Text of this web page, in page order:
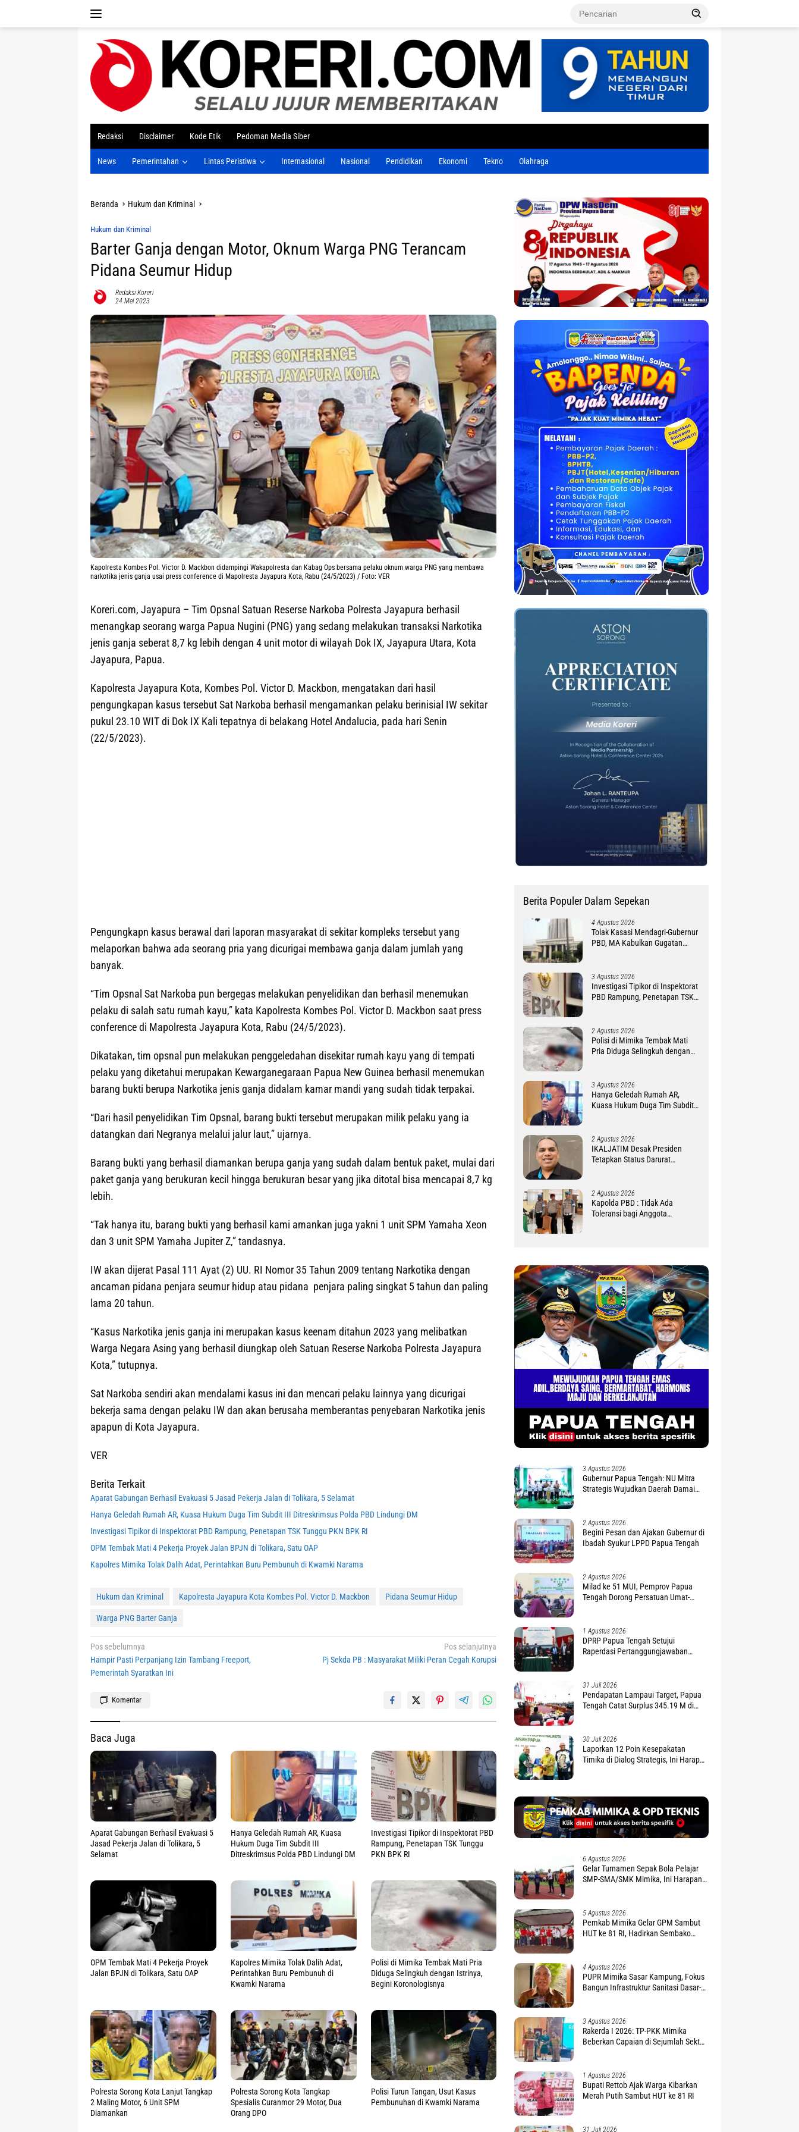
Redaksi Disclaimer Kode Etik Pedoman Media Siber
News Pemerintahan Lintas Peristiwa Internasional Nasional Pendidikan Ekonomi Tekno Olahraga
Beranda Hukum dan Kriminal
Hukum dan Kriminal
Barter Ganja dengan Motor, Oknum Warga PNG Terancam
Pidana Seumur Hidup
Redaksi Koreri
24 Mei 2023
Kapolresta Kombes Pol. Victor D. Mackbon didampingi Wakapolresta dan Kabag Ops bersama pelaku oknum warga PNG yang membawa
narkotika jenis ganja usai press conference di Mapolresta Jayapura Kota, Rabu (24/5/2023) / Foto: VER
Koreri.com, Jayapura – Tim Opsnal Satuan Reserse Narkoba Polresta Jayapura berhasil
menangkap seorang warga Papua Nugini (PNG) yang sedang melakukan transaksi Narkotika
jenis ganja seberat 8,7 kg lebih dengan 4 unit motor di wilayah Dok IX, Jayapura Utara, Kota
Jayapura, Papua.
Kapolresta Jayapura Kota, Kombes Pol. Victor D. Mackbon, mengatakan dari hasil
pengungkapan kasus tersebut Sat Narkoba berhasil mengamankan pelaku berinisial IW sekitar
pukul 23.10 WIT di Dok IX Kali tepatnya di belakang Hotel Andalucia, pada hari Senin
(22/5/2023).
Pengungkapn kasus berawal dari laporan masyarakat di sekitar kompleks tersebut yang
melaporkan bahwa ada seorang pria yang dicurigai membawa ganja dalam jumlah yang
banyak.
“Tim Opsnal Sat Narkoba pun bergegas melakukan penyelidikan dan berhasil menemukan
pelaku di salah satu rumah kayu,” kata Kapolresta Kombes Pol. Victor D. Mackbon saat press
conference di Mapolresta Jayapura Kota, Rabu (24/5/2023).
Dikatakan, tim opsnal pun melakukan penggeledahan disekitar rumah kayu yang di tempati
pelaku yang diketahui merupakan Kewarganegaraan Papua New Guinea berhasil menemukan
barang bukti berupa Narkotika jenis ganja didalam kamar mandi yang sudah tidak terpakai.
“Dari hasil penyelidikan Tim Opsnal, barang bukti tersebut merupakan milik pelaku yang ia
datangkan dari Negranya melalui jalur laut,” ujarnya.
Barang bukti yang berhasil diamankan berupa ganja yang sudah dalam bentuk paket, mulai dari
paket ganja yang berukuran kecil hingga berukuran besar yang jika ditotal bisa mencapai 8,7 kg
lebih.
“Tak hanya itu, barang bukti yang berhasil kami amankan juga yakni 1 unit SPM Yamaha Xeon
dan 3 unit SPM Yamaha Jupiter Z,” tandasnya.
IW akan dijerat Pasal 111 Ayat (2) UU. RI Nomor 35 Tahun 2009 tentang Narkotika dengan
ancaman pidana penjara seumur hidup atau pidana penjara paling singkat 5 tahun dan paling
lama 20 tahun.
“Kasus Narkotika jenis ganja ini merupakan kasus keenam ditahun 2023 yang melibatkan
Warga Negara Asing yang berhasil diungkap oleh Satuan Reserse Narkoba Polresta Jayapura
Kota,” tutupnya.
Sat Narkoba sendiri akan mendalami kasus ini dan mencari pelaku lainnya yang dicurigai
bekerja sama dengan pelaku IW dan akan berusaha memberantas penyebaran Narkotika jenis
apapun di Kota Jayapura.
VER
Berita Terkait
Aparat Gabungan Berhasil Evakuasi 5 Jasad Pekerja Jalan di Tolikara, 5 Selamat
Hanya Geledah Rumah AR, Kuasa Hukum Duga Tim Subdit III Ditreskrimsus Polda PBD Lindungi DM
Investigasi Tipikor di Inspektorat PBD Rampung, Penetapan TSK Tunggu PKN BPK RI
OPM Tembak Mati 4 Pekerja Proyek Jalan BPJN di Tolikara, Satu OAP
Kapolres Mimika Tolak Dalih Adat, Perintahkan Buru Pembunuh di Kwamki Narama
Hukum dan Kriminal Kapolresta Jayapura Kota Kombes Pol. Victor D. Mackbon Pidana Seumur Hidup
Warga PNG Barter Ganja
Navigasi
pos
Pos sebelumnya
Hampir Pasti Perpanjang Izin Tambang Freeport,
Pemerintah Syaratkan Ini
Pos selanjutnya
Pj Sekda PB : Masyarakat Miliki Peran Cegah Korupsi
Komentar
Baca Juga
Aparat Gabungan Berhasil Evakuasi 5
Jasad Pekerja Jalan di Tolikara, 5
Selamat
Hanya Geledah Rumah AR, Kuasa
Hukum Duga Tim Subdit III
Ditreskrimsus Polda PBD Lindungi DM
Investigasi Tipikor di Inspektorat PBD
Rampung, Penetapan TSK Tunggu
PKN BPK RI
OPM Tembak Mati 4 Pekerja Proyek
Jalan BPJN di Tolikara, Satu OAP
Kapolres Mimika Tolak Dalih Adat,
Perintahkan Buru Pembunuh di
Kwamki Narama
Polisi di Mimika Tembak Mati Pria
Diduga Selingkuh dengan Istrinya,
Begini Koronologisnya
Polresta Sorong Kota Lanjut Tangkap
2 Maling Motor, 6 Unit SPM
Diamankan
Polresta Sorong Kota Tangkap
Spesialis Curanmor 29 Motor, Dua
Orang DPO
Polisi Turun Tangan, Usut Kasus
Pembunuhan di Kwamki Narama
Berita Populer Dalam Sepekan
4 Agustus 2026
Tolak Kasasi Mendagri-Gubernur
PBD, MA Kabulkan Gugatan
3 Agustus 2026
Investigasi Tipikor di Inspektorat
PBD Rampung, Penetapan TSK
2 Agustus 2026
Polisi di Mimika Tembak Mati
Pria Diduga Selingkuh dengan
3 Agustus 2026
Hanya Geledah Rumah AR,
Kuasa Hukum Duga Tim Subdit
2 Agustus 2026
IKALJATIM Desak Presiden
Tetapkan Status Darurat
2 Agustus 2026
Kapolda PBD : Tidak Ada
Toleransi bagi Anggota
3 Agustus 2026
Gubernur Papua Tengah: NU Mitra
Strategis Wujudkan Daerah Damai
2 Agustus 2026
Begini Pesan dan Ajakan Gubernur di
Ibadah Syukur LPPD Papua Tengah
2 Agustus 2026
Milad ke 51 MUI, Pemprov Papua
Tengah Dorong Persatuan Umat-
1 Agustus 2026
DPRP Papua Tengah Setujui
Raperdasi Pertanggungjawaban
31 Juli 2026
Pendapatan Lampaui Target, Papua
Tengah Catat Surplus 345.19 M di
30 Juli 2026
Laporkan 12 Poin Kesepakatan
Timika di Dialog Strategis, Ini Harapan
6 Agustus 2026
Gelar Turnamen Sepak Bola Pelajar
SMP-SMA/SMK Mimika, Ini Harapan
5 Agustus 2026
Pemkab Mimika Gelar GPM Sambut
HUT ke 81 RI, Hadirkan Sembako
4 Agustus 2026
PUPR Mimika Sasar Kampung, Fokus
Bangun Infrastruktur Sanitasi Dasar-
3 Agustus 2026
Rakerda I 2026: TP-PKK Mimika
Beberkan Capaian di Sejumlah Sektor
1 Agustus 2026
Bupati Rettob Ajak Warga Kibarkan
Merah Putih Sambut HUT ke 81 RI
31 Juli 2026